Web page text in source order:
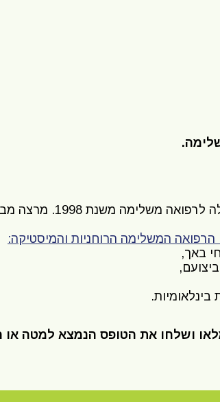
הבעלים והמנהל של
המשלימה הרוחניות והמיסטיקה:
באך,
ושלחו את הטופס הנמצא למטה